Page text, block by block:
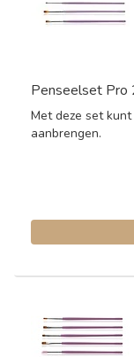
Penseelset Pro
Met deze set
aanbrengen.